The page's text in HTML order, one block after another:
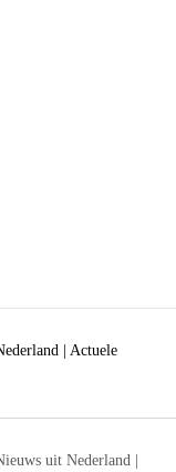
uit Nederland |